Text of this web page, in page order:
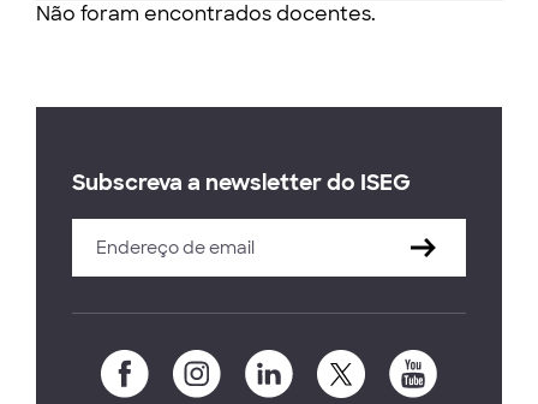
Não foram encontrados docentes.
Subscreva a newsletter do ISEG